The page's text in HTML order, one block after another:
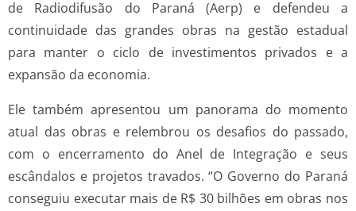
de Radiodifusão do Paraná (Aerp) e defendeu a
continuidade das grandes obras na gestão estadual
para manter o ciclo de investimentos privados e a
expansão da economia.
Ele também apresentou um panorama do momento
atual das obras e relembrou os desafios do passado,
com o encerramento do Anel de Integração e seus
escândalos e projetos travados. “O Governo do Paraná
conseguiu executar mais de R$ 30 bilhões em obras nos